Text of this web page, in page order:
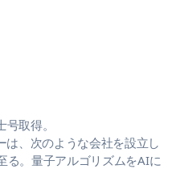
取得。
、次のような会社を設立し
る。量子アルゴリズムをAIに